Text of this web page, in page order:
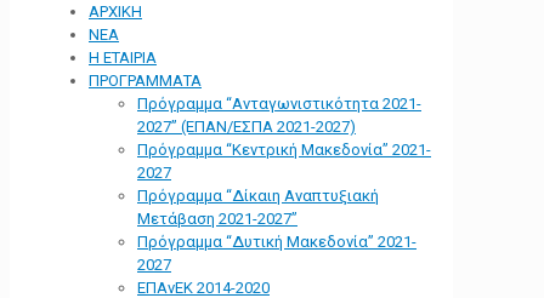
ΑΡΧΙΚΗ
ΝΕΑ
Η ΕΤΑΙΡΙΑ
ΠΡΟΓΡΑΜΜΑΤΑ
Πρόγραμμα “Ανταγωνιστικότητα 2021-
2027” (ΕΠΑΝ/ΕΣΠΑ 2021-2027)
Πρόγραμμα “Κεντρική Μακεδονία” 2021-
2027
Πρόγραμμα “Δίκαιη Αναπτυξιακή
Μετάβαση 2021-2027”
Πρόγραμμα “Δυτική Μακεδονία” 2021-
2027
ΕΠΑνΕΚ 2014-2020